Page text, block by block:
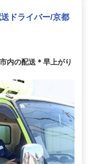
ドライバー/京都
内の配送＊早上がり